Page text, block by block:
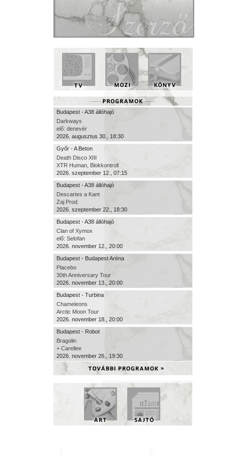
Budapest - A38 állóhajó
Darkways
elő: denevér
2026. augusztus 30., 18:30
Győr - A Beton
Death Disco XIII
XTR Human, Blokkontroll
2026. szeptember 12., 07:15
Budapest - A38 állóhajó
Descartes a Kant
Zaj Prod.
2026. szeptember 22., 18:30
Budapest - A38 állóhajó
Clan of Xymox
elő: Selofan
2026. november 12., 20:00
Budapest - Budapest Aréna
Placebo
30th Anniversary Tour
2026. november 13., 20:00
Budapest - Turbina
Chameleons
Arctic Moon Tour
2026. november 18., 20:00
Budapest - Robot
Bragolin
+ Carellee
2026. november 26., 19:30